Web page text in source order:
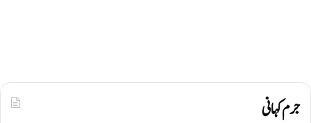
جرم کہانی